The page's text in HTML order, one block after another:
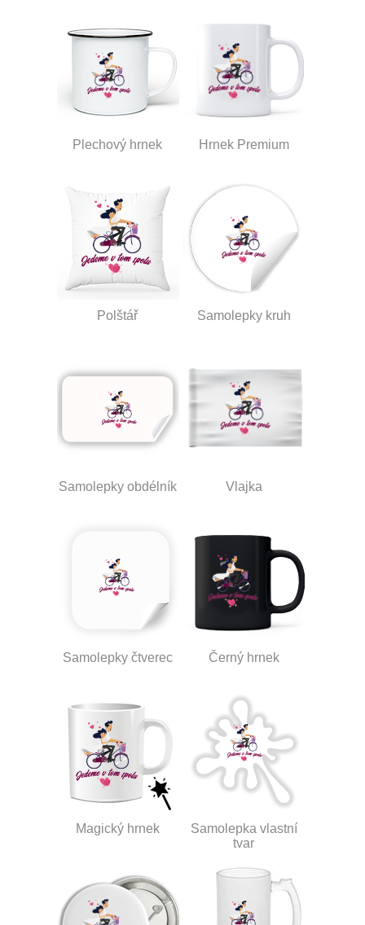
Plechový hrnek Hrnek Premium
Polštář Samolepky kruh
Samolepky obdélník Vlajka
Samolepky čtverec Černý hrnek
Magický hrnek
Samolepka vlastní
tvar